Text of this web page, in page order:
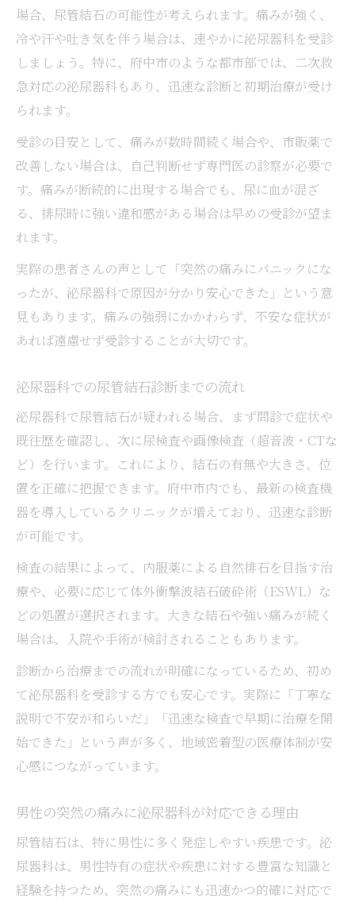
ドバイス
泌尿器科でプライバシーを守る相談ポイン
ト
泌尿器科で安心して尿管結石を治療する秘訣
泌尿器科で安心できる尿管結石治療の流れ
泌尿器科医が説明する尿管結石治療の進め
泌尿器科での尿管結石治療後の生活アドバ
泌尿器科ならではの尿管結石治療サポート
体制
ント
症状悪化前に府中市で泌尿器科を探す理由
泌尿器科早期受診が尿管結石悪化を防ぐ要
因
府中市で泌尿器科探しを急ぐべき理由とは
泌尿器科の早期対応が健康維持に役立つ理
由
泌尿器科を事前に把握する重要性と安心感
泌尿器科選びが症状改善の第一歩になる理
由
場合、尿管結石の可能性が考えられます。痛みが強く、
冷や汗や吐き気を伴う場合は、速やかに泌尿器科を受診
しましょう。特に、府中市のような都市部では、二次救
急対応の泌尿器科もあり、迅速な診断と初期治療が受け
られます。
受診の目安として、痛みが数時間続く場合や、市販薬で
改善しない場合は、自己判断せず専門医の診察が必要で
す。痛みが断続的に出現する場合でも、尿に血が混ざ
る、排尿時に強い違和感がある場合は早めの受診が望ま
れます。
実際の患者さんの声として「突然の痛みにパニックにな
ったが、泌尿器科で原因が分かり安心できた」という意
見もあります。痛みの強弱にかかわらず、不安な症状が
あれば遠慮せず受診することが大切です。
泌尿器科での尿管結石診断までの流れ
泌尿器科で尿管結石が疑われる場合、まず問診で症状や
既往歴を確認し、次に尿検査や画像検査（超音波・CTな
ど）を行います。これにより、結石の有無や大きさ、位
置を正確に把握できます。府中市内でも、最新の検査機
器を導入しているクリニックが増えており、迅速な診断
が可能です。
検査の結果によって、内服薬による自然排石を目指す治
療や、必要に応じて体外衝撃波結石破砕術（ESWL）な
どの処置が選択されます。大きな結石や強い痛みが続く
場合は、入院や手術が検討されることもあります。
診断から治療までの流れが明確になっているため、初め
て泌尿器科を受診する方でも安心です。実際に「丁寧な
説明で不安が和らいだ」「迅速な検査で早期に治療を開
始できた」という声が多く、地域密着型の医療体制が安
心感につながっています。
男性の突然の痛みに泌尿器科が対応できる理由
尿管結石は、特に男性に多く発症しやすい疾患です。泌
尿器科は、男性特有の症状や疾患に対する豊富な知識と
経験を持つため、突然の痛みにも迅速かつ的確に対応で